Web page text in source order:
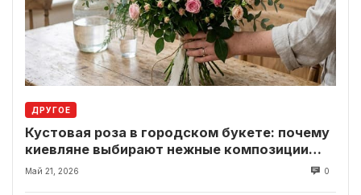
ДРУГОЕ
Кустовая роза в городском букете: почему
киевляне выбирают нежные композиции
вместо классики
Май 21, 2026 0